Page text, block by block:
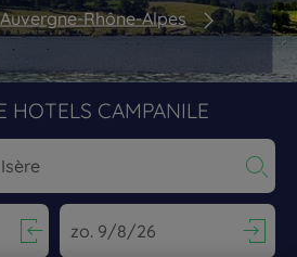
Rhône-Alpes
HOTELS CAMPANILE